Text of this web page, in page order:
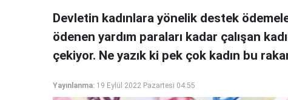
Devletin kadınlara yönelik destek
ödenen yardım paraları kadar çalışan
çekiyor. Ne yazık ki pek çok kadın bu
Yayınlanma: 19 Eylül 2022 Pazartesi 04:55